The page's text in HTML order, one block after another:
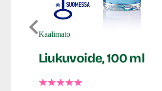
Kaalimato
Liukuvoide, 100 ml